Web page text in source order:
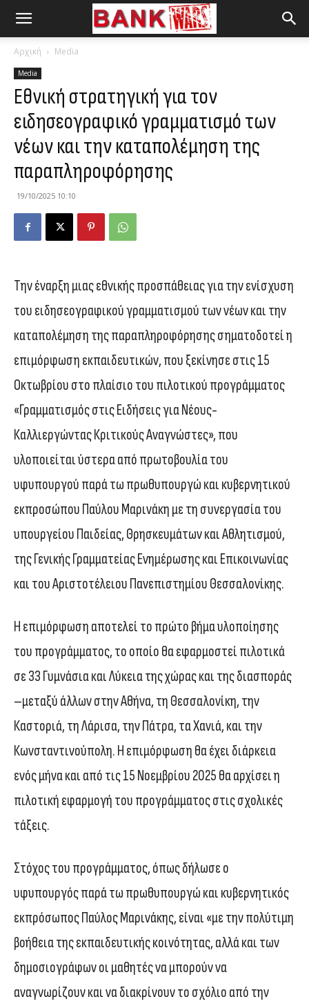
Αρχική Media
Media
Εθνική στρατηγική για τον
ειδησεογραφικό γραμματισμό των
νέων και την καταπολέμηση της
παραπληροφόρησης
19/10/2025 10:10
Την έναρξη μιας εθνικής προσπάθειας για την ενίσχυση
του ειδησεογραφικού γραμματισμού των νέων και την
καταπολέμηση της παραπληροφόρησης σηματοδοτεί η
επιμόρφωση εκπαιδευτικών, που ξεκίνησε στις 15
Οκτωβρίου στο πλαίσιο του πιλοτικού προγράμματος
«Γραμματισμός στις Ειδήσεις για Νέους-
Καλλιεργώντας Κριτικούς Αναγνώστες», που
υλοποιείται ύστερα από πρωτοβουλία του
υφυπουργού παρά τω πρωθυπουργώ και κυβερνητικού
εκπροσώπου Παύλου Μαρινάκη με τη συνεργασία του
υπουργείου Παιδείας, Θρησκευμάτων και Αθλητισμού,
της Γενικής Γραμματείας Ενημέρωσης και Επικοινωνίας
και του Αριστοτέλειου Πανεπιστημίου Θεσσαλονίκης.
Η επιμόρφωση αποτελεί το πρώτο βήμα υλοποίησης
του προγράμματος, το οποίο θα εφαρμοστεί πιλοτικά
σε 33 Γυμνάσια και Λύκεια της χώρας και της διασποράς
–μεταξύ άλλων στην Αθήνα, τη Θεσσαλονίκη, την
Καστοριά, τη Λάρισα, την Πάτρα, τα Χανιά, και την
Κωνσταντινούπολη. Η επιμόρφωση θα έχει διάρκεια
ενός μήνα και από τις 15 Νοεμβρίου 2025 θα αρχίσει η
πιλοτική εφαρμογή του προγράμματος στις σχολικές
τάξεις.
Στόχος του προγράμματος, όπως δήλωσε ο
υφυπουργός παρά τω πρωθυπουργώ και κυβερνητικός
εκπρόσωπος Παύλος Μαρινάκης, είναι «με την πολύτιμη
βοήθεια της εκπαιδευτικής κοινότητας, αλλά και των
δημοσιογράφων οι μαθητές να μπορούν να
αναγνωρίζουν και να διακρίνουν το σχόλιο από την